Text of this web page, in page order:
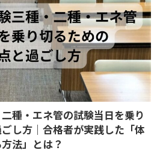
二種・エネ管の試験当日を乗り
し方｜合格者が実践した「体
法」とは？